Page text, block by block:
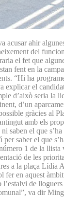
acusar ahir
del
el fet que
fent en la
“Hi ha
explicar el
d’això seria la
d’un
gràcies al
amb els
saben el que
per saber el que
1 de la llista
de les
a la plaça Lídia
fer en aquest
de lloguers
va dir